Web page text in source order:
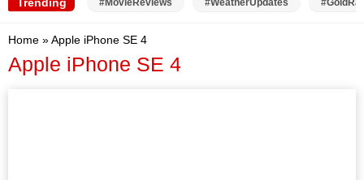
#MovieReviews #WeatherUpdates
Home »Apple iPhone SE 4
Apple iPhone SE 4